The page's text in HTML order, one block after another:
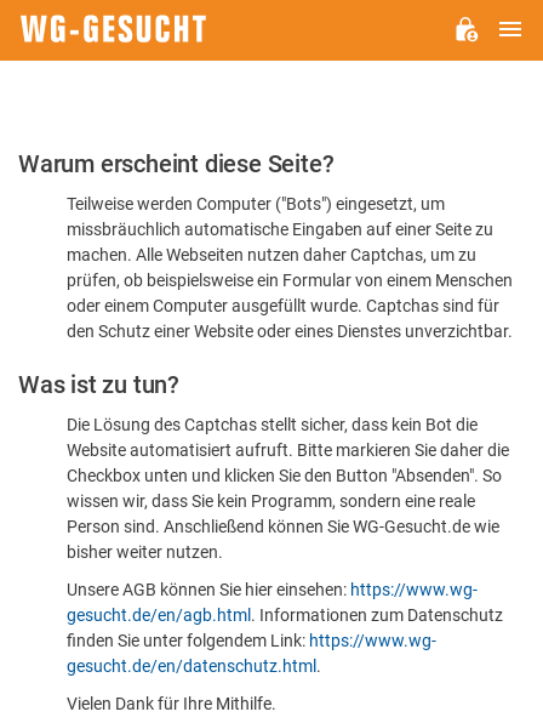
Bitte
dass
sind
Warum erscheint diese Seite?
Teilweise werden Computer ("Bots") eingesetzt, um
missbräuchlich automatische Eingaben auf einer Seite zu
machen. Alle Webseiten nutzen daher Captchas, um zu
prüfen, ob beispielsweise ein Formular von einem Menschen
oder einem Computer ausgefüllt wurde. Captchas sind für
den Schutz einer Website oder eines Dienstes unverzichtbar.
Was ist zu tun?
Die Lösung des Captchas stellt sicher, dass kein Bot die
Website automatisiert aufruft. Bitte markieren Sie daher die
Checkbox unten und klicken Sie den Button "Absenden". So
wissen wir, dass Sie kein Programm, sondern eine reale
Person sind. Anschließend können Sie WG-Gesucht.de wie
bisher weiter nutzen.
Unsere AGB können Sie hier einsehen: https://www.wg-
gesucht.de/en/agb.html . Informationen zum Datenschutz
finden Sie unter folgendem Link: https://www.wg-
gesucht.de/en/datenschutz.html .
Vielen Dank für Ihre Mithilfe.